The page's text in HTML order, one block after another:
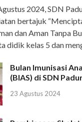
2024, SDN
bertajuk
dan Aman Tanpa
didik kelas 5 dan
Bulan Imunisasi
(BIAS) di SDN
23 Agustus 2024